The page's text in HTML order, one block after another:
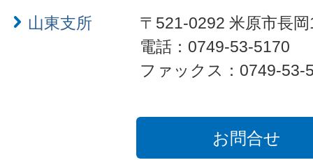
山東支所
〒521-0292 米原市長
電話：0749-53-5170
ファックス：0749-53-
お問合せ